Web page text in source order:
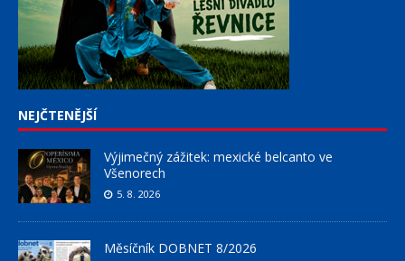
NEJČTENĚJŠÍ
Výjimečný zážitek: mexické belcanto ve
Všenorech
5. 8. 2026
Měsíčník DOBNET 8/2026